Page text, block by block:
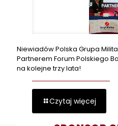
Niewiadów Polska Grupa
Partnerem Forum Polskiego
na kolejne trzy lata!
Czytaj więcej